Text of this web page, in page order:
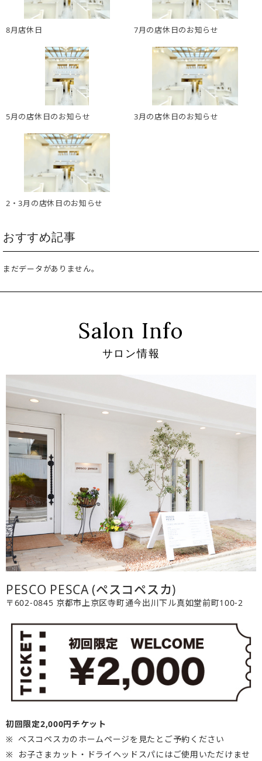
8月店休日 7月の店休日のお知らせ
5月の店休日のお知らせ 3月の店休日のお知らせ
2・3月の店休日のお知らせ
おすすめ記事
まだデータがありません。
Salon Info
サロン情報
PESCO PESCA (ペスコペスカ)
〒602-0845 京都市上京区寺町通今出川下ル真如堂前町100-2
初回限定2,000円チケット
ペスコペスカのホームページを見たとご予約ください
お子さまカット・ドライヘッドスパにはご使用いただけませ